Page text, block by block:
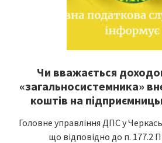
Чи вважається
«загальносистемника»
коштів на
Головне управління ДПС у
що відповідно до п. 177.2